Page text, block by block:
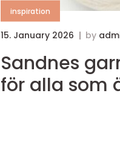
inspiration
15. January 2026 by
Sandnes
för alla som